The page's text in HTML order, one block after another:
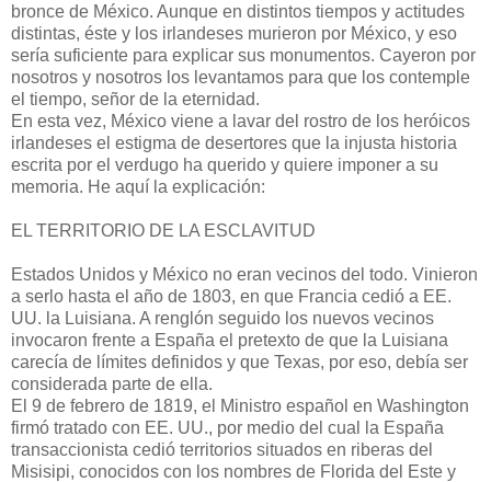
bronce de México. Aunque en distintos tiempos y actitudes
distintas, éste y los irlandeses murieron por México, y eso
sería suficiente para explicar sus monumentos. Cayeron por
nosotros y nosotros los levantamos para que los contemple
el tiempo, señor de la eternidad.
En esta vez, México viene a lavar del rostro de los heróicos
irlandeses el estigma de desertores que la injusta historia
escrita por el verdugo ha querido y quiere imponer a su
memoria. He aquí la explicación:
EL TERRITORIO DE LA ESCLAVITUD
Estados Unidos y México no eran vecinos del todo. Vinieron
a serlo hasta el año de 1803, en que Francia cedió a EE.
UU. la Luisiana. A renglón seguido los nuevos vecinos
invocaron frente a España el pretexto de que la Luisiana
carecía de límites definidos y que Texas, por eso, debía ser
considerada parte de ella.
El 9 de febrero de 1819, el Ministro español en Washington
firmó tratado con EE. UU., por medio del cual la España
transaccionista cedió territorios situados en riberas del
Misisipi, conocidos con los nombres de Florida del Este y